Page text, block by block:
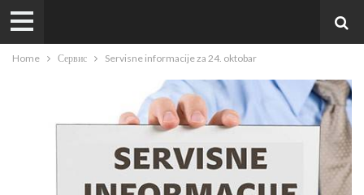
Home Сервис Servisne informacije za 24. oktobar